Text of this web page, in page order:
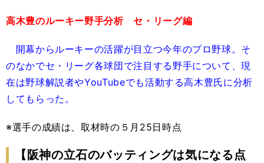
高木豊のルーキー野手分析 セ・リーグ編
開幕からルーキーの活躍が目立つ今年のプロ野球。そ
のなかでセ・リーグ各球団で注目する野手について、現
在は野球解説者やYouTubeでも活動する高木豊氏に分析
してもらった。
※選手の成績は、取材時の５月25日時点
【阪神の立石のバッティングは気になる点